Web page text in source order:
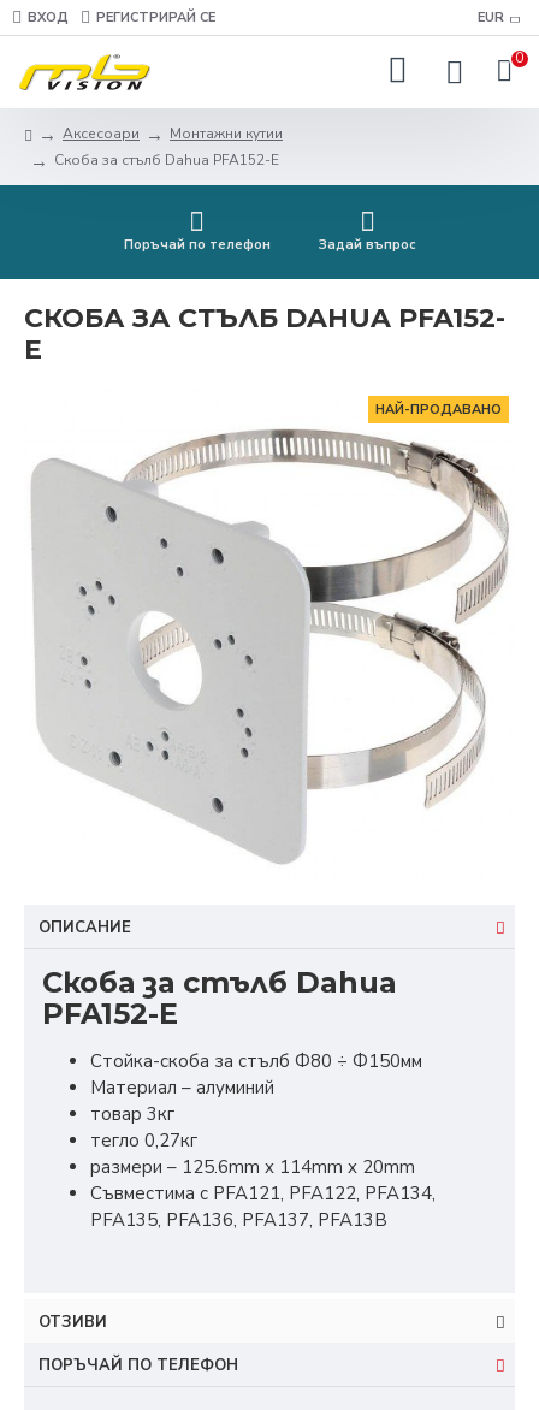
ВХОД РЕГИСТРИРАЙ СЕ EUR
0
Аксесоари
Монтажни кутии
Скоба за стълб Dahua PFA152-E
Поръчай по телефон Задай въпрос
СКОБА ЗА СТЪЛБ DAHUA PFA152-
E
НАЙ-ПРОДАВАНО
ОПИСАНИЕ
Скоба за стълб Dahua
PFA152-E
Стойка-скоба за стълб Ф80 ÷ Ф150мм
Материал – алуминий
товар 3кг
тегло 0,27кг
размери – 125.6mm x 114mm x 20mm
Съвместима с PFA121, PFA122, PFA134,
PFA135, PFA136, PFA137, PFA13B
ОТЗИВИ
ПОРЪЧАЙ ПО ТЕЛЕФОН